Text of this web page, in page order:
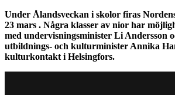
Under Ålandsveckan i skolor firas
23 mars . Några klasser av nior har
med undervisningsminister Li Andersson
utbildnings- och kulturminister Annika
kulturkontakt i Helsingfors.